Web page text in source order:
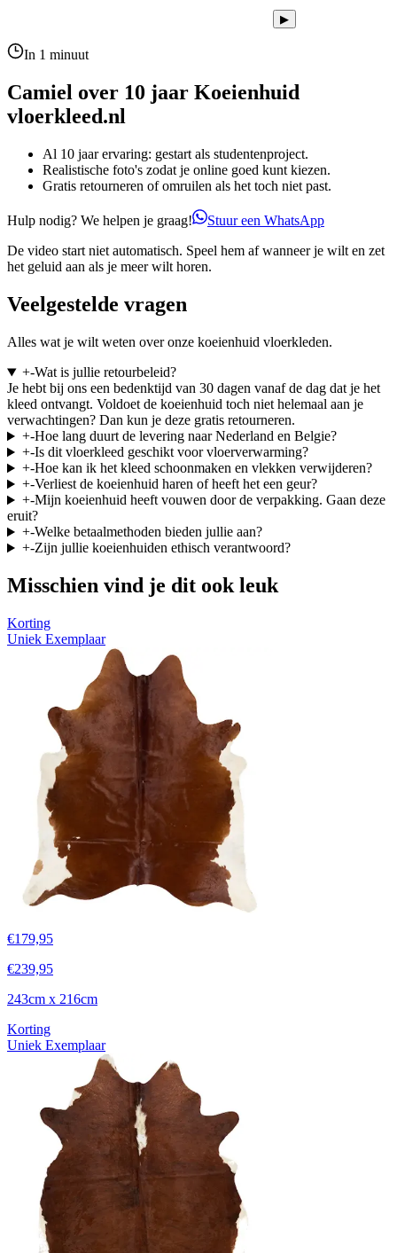
▶
In 1 minuut
Camiel over 10 jaar Koeienhuid
vloerkleed.nl
Al 10 jaar ervaring: gestart als studentenproject.
Realistische foto's zodat je online goed kunt kiezen.
Gratis retourneren of omruilen als het toch niet past.
Hulp nodig? We helpen je graag!
Stuur een WhatsApp
De video start niet automatisch. Speel hem af wanneer je wilt en zet
het geluid aan als je meer wilt horen.
Veelgestelde vragen
Alles wat je wilt weten over onze koeienhuid vloerkleden.
+-Wat is jullie retourbeleid?
Je hebt bij ons een bedenktijd van 30 dagen vanaf de dag dat je het
kleed ontvangt. Voldoet de koeienhuid toch niet helemaal aan je
verwachtingen? Dan kun je deze gratis retourneren.
+-Hoe lang duurt de levering naar Nederland en Belgie?
+-Is dit vloerkleed geschikt voor vloerverwarming?
+-Hoe kan ik het kleed schoonmaken en vlekken verwijderen?
+-Verliest de koeienhuid haren of heeft het een geur?
+-Mijn koeienhuid heeft vouwen door de verpakking. Gaan deze
eruit?
+-Welke betaalmethoden bieden jullie aan?
+-Zijn jullie koeienhuiden ethisch verantwoord?
Misschien vind je dit ook leuk
Korting
Uniek Exemplaar
€179,95
€239,95
243cm x 216cm
Korting
Uniek Exemplaar